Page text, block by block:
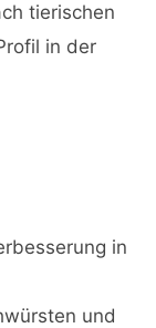
tierischen
in der
in
und